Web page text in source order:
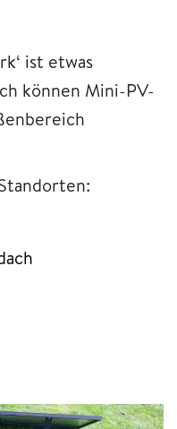
ist etwas
können Mini-PV-